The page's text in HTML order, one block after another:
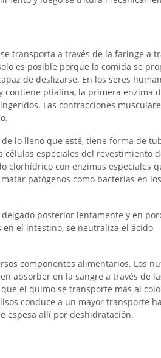
transporta a través de la faringe a
es posible porque la comida se
de deslizarse. En los seres
contiene ptialina, la primera enzima
Las contracciones
lo lleno que esté, tiene forma de
células especiales del revestimiento
clorhídrico con enzimas especiales
patógenos como bacterias en los
posterior lentamente y en
el intestino, se neutraliza el ácido
componentes alimentarios. Los
absorber en la sangre a través de
el quimo se transporte más al
conduce a un mayor transporte
espesa allí por deshidratación.